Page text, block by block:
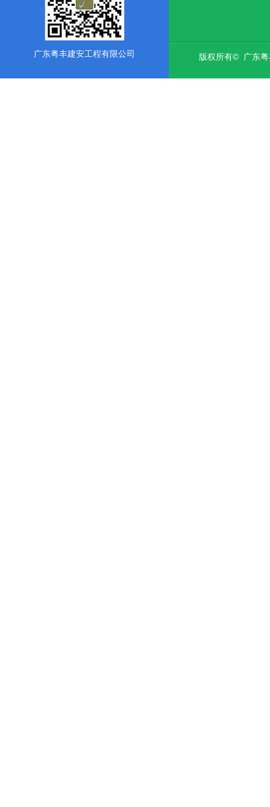
广东粤丰建安工程有限公司 版权所有© 广东